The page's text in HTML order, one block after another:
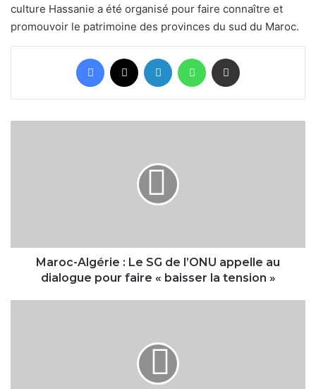
culture Hassanie a été organisé pour faire connaître et
promouvoir le patrimoine des provinces du sud du Maroc.
Facebook Linkedin WhatsApp
au
dialogueMaroc-Algérie : Le SG de l’ONU appelle au
dialogue pour faire « baisser la tension »